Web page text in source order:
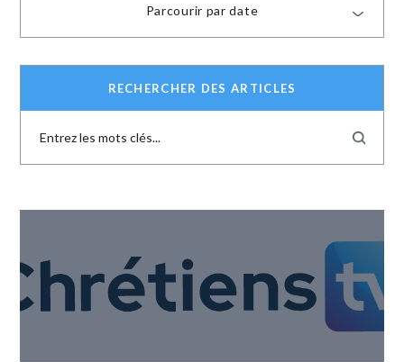
Parcourir par date
RECHERCHER DES ARTICLES